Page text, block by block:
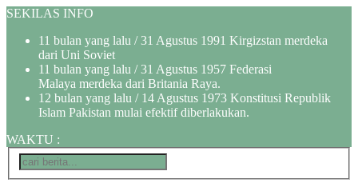
SEKILAS INFO
11 bulan yang lalu / 31 Agustus 1991 Kirgizstan merdeka
dari Uni Soviet
11 bulan yang lalu / 31 Agustus 1957 Federasi
Malaya merdeka dari Britania Raya.
12 bulan yang lalu / 14 Agustus 1973 Konstitusi Republik
Islam Pakistan mulai efektif diberlakukan.
WAKTU :